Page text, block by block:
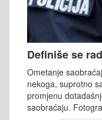
Definiše se
Ometanje
nekoga, suprotno
promjenu
saobraćaju.